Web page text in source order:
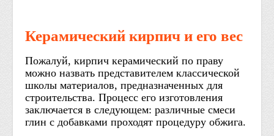
Керамический кирпич и его вес
Пожалуй, кирпич керамический по праву
можно назвать представителем классической
школы материалов, предназначенных для
строительства. Процесс его изготовления
заключается в следующем: различные смеси
глин с добавками проходят процедуру обжига.